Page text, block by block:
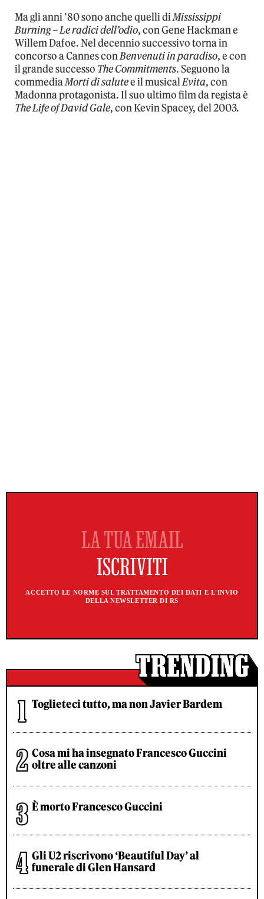
Ma gli anni ’80 sono anche quelli diMississippi
Burning – Le radici dell’odio, con Gene Hackman e
Willem Dafoe. Nel decennio successivo torna in
concorso a Cannes conBenvenuti in paradiso, e con
il grande successo The Commitments. Seguono la
commediaMorti di salutee il musicalEvita, con
Madonna protagonista. Il suo ultimo film da regista è
The Life of David Gale, con Kevin Spacey, del 2003.
ACCETTO LE NORME SUL TRATTAMENTO DEI DATI E L'INVIO
DELLA NEWSLETTER DI RS
Toglieteci tutto, ma non Javier Bardem
Cosa mi ha insegnato Francesco Guccini
oltre alle canzoni
È morto Francesco Guccini
Gli U2 riscrivono ‘Beautiful Day’ al
funerale di Glen Hansard